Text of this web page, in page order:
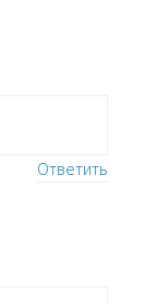
Ответить